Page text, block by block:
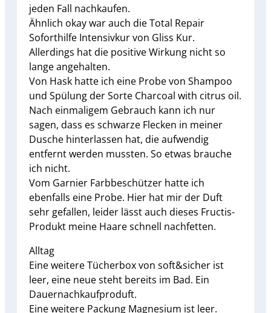
jeden Fall nachkaufen.
Ähnlich okay war auch die Total Repair
Soforthilfe Intensivkur von Gliss Kur.
Allerdings hat die positive Wirkung nicht so
lange angehalten.
Von Hask hatte ich eine Probe von Shampoo
und Spülung der Sorte Charcoal with citrus oil.
Nach einmaligem Gebrauch kann ich nur
sagen, dass es schwarze Flecken in meiner
Dusche hinterlassen hat, die aufwendig
entfernt werden mussten. So etwas brauche
ich nicht.
Vom Garnier Farbbeschützer hatte ich
ebenfalls eine Probe. Hier hat mir der Duft
sehr gefallen, leider lässt auch dieses Fructis-
Produkt meine Haare schnell nachfetten.
Alltag
Eine weitere Tücherbox von soft&sicher ist
leer, eine neue steht bereits im Bad. Ein
Dauernachkaufproduft.
Eine weitere Packung Magnesium ist leer.